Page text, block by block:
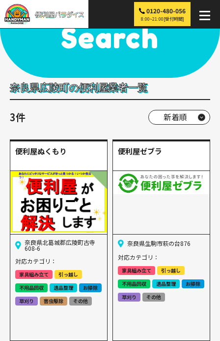
0120-480-056
8:00~21:00[受付時間]
便利屋パラダイス > 探す > 広陵町
Search
奈良県広陵町の便利屋業者一覧
3件
便利屋ぬくもり
奈良県北葛城郡広陵町古寺
608-6
対応カテゴリ：
家具組み立て
引っ越し
不用品回収
遺品整理
お掃除
草刈り
害虫駆除 その他
便利屋ゼブラ
奈良県生駒市萩の台876
対応カテゴリ：
家具組み立て
引っ越し
不用品回収
遺品整理
お掃除
草刈り
その他